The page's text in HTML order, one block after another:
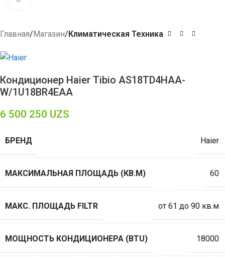
Главная Магазин Климатическая Техника
Кондиционер Haier Tibio AS18TD4HAA-
W/1U18BR4EAA
6 500 250 UZS
БРЕНД Haier
МАКСИМАЛЬНАЯ ПЛОЩАДЬ (КВ.М) 60
МАКС. ПЛОЩАДЬ FILTR от 61 до 90 кв.м
МОЩНОСТЬ КОНДИЦИОНЕРА (BTU) 18000